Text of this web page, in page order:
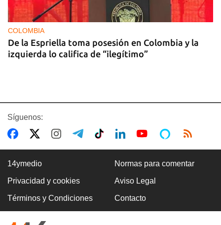
COLOMBIA
De la Espriella toma posesión en Colombia y la
izquierda lo califica de “ilegítimo”
BOXEO
El boxeo masculino cubano se quedó sin títulos
en Santo Domingo
Síguenos:
14ymedio Normas para comentar
Privacidad y cookies Aviso Legal
Términos y Condiciones Contacto